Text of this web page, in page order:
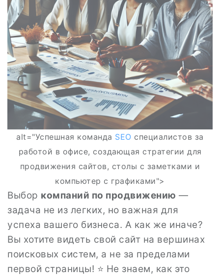
alt="Успешная команда SEO специалистов за
работой в офисе, создающая стратегии для
продвижения сайтов, столы с заметками и
компьютер с графиками">
Выбор компаний по продвижению —
задача не из легких, но важная для
успеха вашего бизнеса. А как же иначе?
Вы хотите видеть свой сайт на вершинах
поисковых систем, а не за пределами
первой страницы! ⭐ Не знаем, как это